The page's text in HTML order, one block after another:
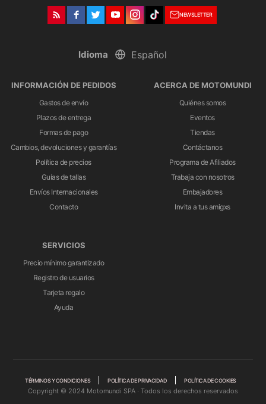
NEWSLETTER
Idioma
INFORMACIÓN DE PEDIDOS
Gastos de envío
Plazos de entrega
Formas de pago
Cambios, devoluciones y garantías
Política de precios
Guías de tallas
Envíos Internacionales
Contacto
ACERCA DE MOTOMUNDI
Quiénes somos
Eventos
Tiendas
Contáctanos
Programa de Afiliados
Trabaja con nosotros
Embajadores
Invita a tus amigxs
SERVICIOS
Precio mínimo garantizado
Registro de usuarios
Tarjeta regalo
Ayuda
TÉRMINOS Y CONDICIONES POLÍTICA DE PRIVACIDAD POLÍTICA DE COOKIES
Copyright © 2024 Motomundi SPA · Todos los derechos reservados